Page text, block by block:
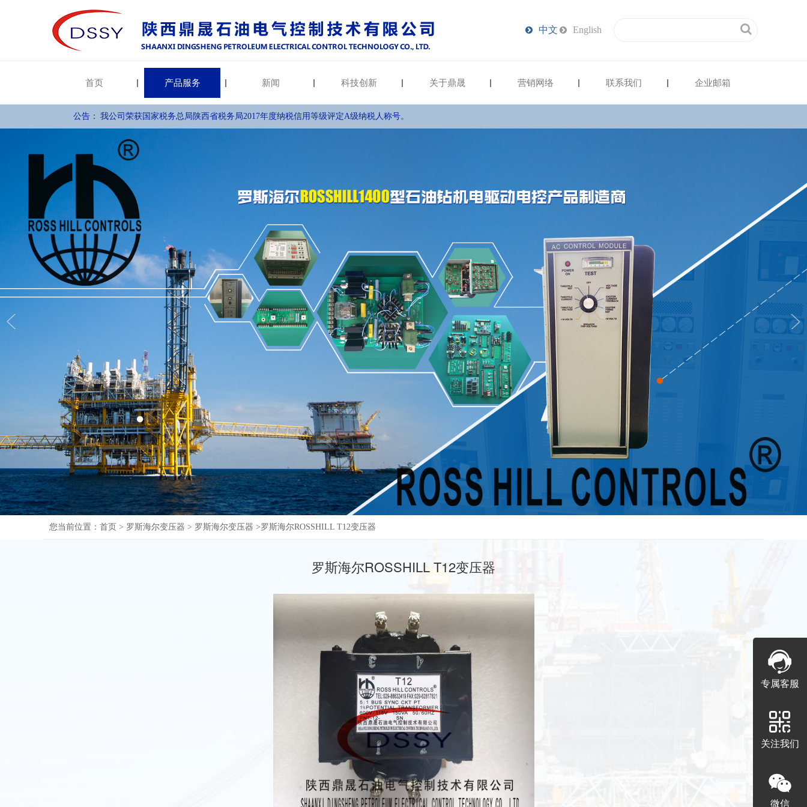
中文 English
首页 产品服务 新闻 科技创新 关于鼎晟 营销网络 联系我们 企业邮箱
公告： 我公司荣获国家税务总局陕西省税务局2017年度纳税信用等级评定A级纳税人称号。
您当前位置： 首页 > 罗斯海尔变压器 > 罗斯海尔变压器 >罗斯海尔ROSSHILL T12变压器
罗斯海尔ROSSHILL T12变压器
专属客服
关注我们
微信